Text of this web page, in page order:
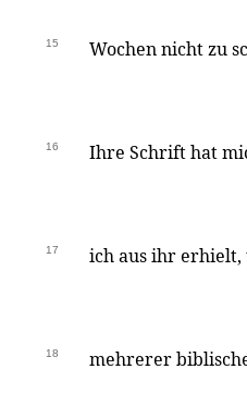
15 Wochen nicht zu
16 Ihre Schrift hat
17 ich aus ihr erhielt,
18 mehrerer